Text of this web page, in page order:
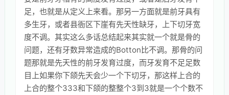
足，也就是从定义上来看。那另一方面就是前牙具有
多生牙，或者县衙区下崖有先天性缺牙，上下切牙宽
度不调。其实这么多话总结起来其实就一个就是骨的
问题，还有牙数异常造成的Botton比不调。那骨的问
题那就是先天性的前牙发育过度，而牙发育不足足数
目上如果你下颌先天会少一个下切牙，那这样上合的
上合的整个333和下颌的整整个3到3就是一个个数不